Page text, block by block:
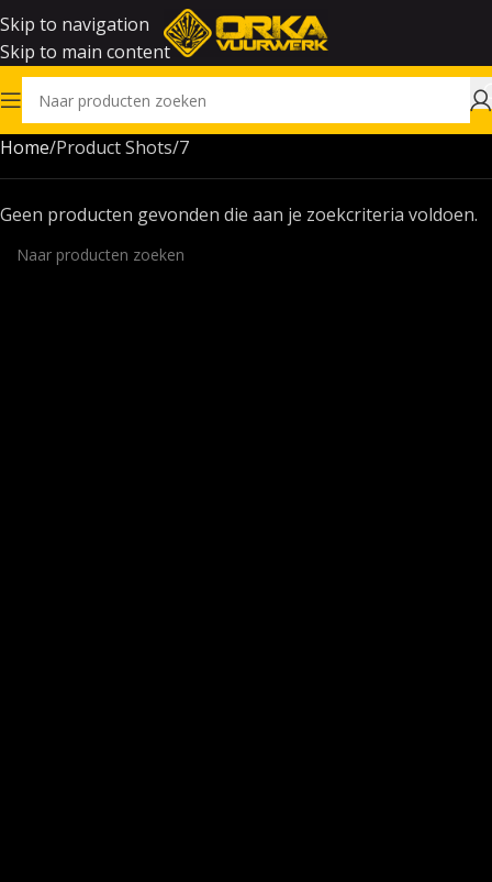
Skip to navigation
Skip to main content
Home Product Shots 7
Geen producten gevonden die aan je zoekcriteria voldoen.